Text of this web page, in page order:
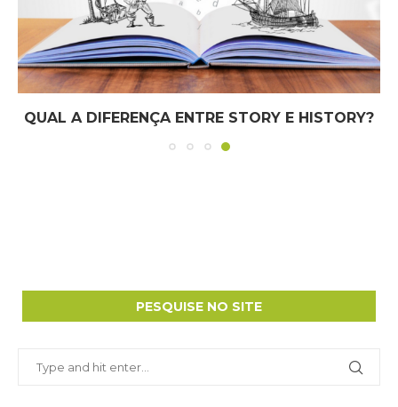
QUAL A DIFERENÇA ENTRE STORY E HISTORY?
PESQUISE NO SITE